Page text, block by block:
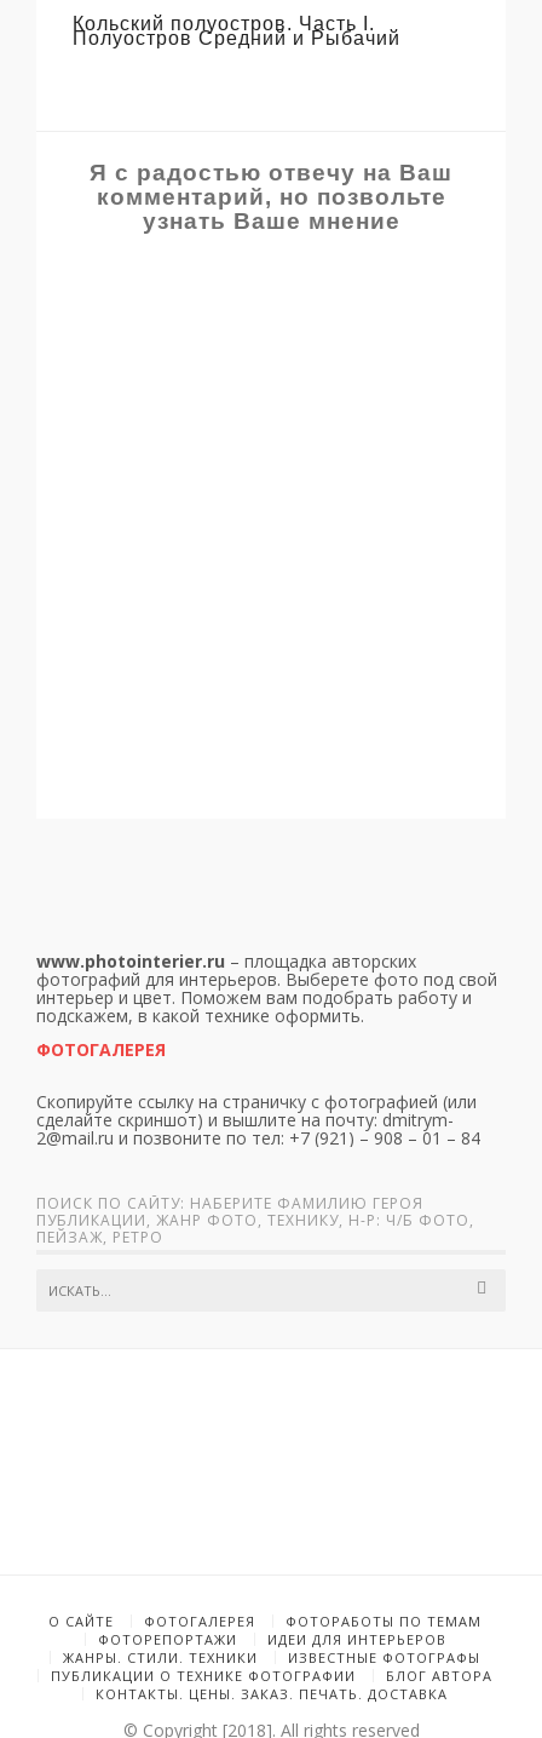
Кольский полуостров. Часть I.
Полуостров Средний и Рыбачий
Я с радостью отвечу на Ваш
комментарий, но позвольте
узнать Ваше мнение
www.photointerier.ru – площадка авторских
фотографий для интерьеров. Выберете фото под свой
интерьер и цвет. Поможем вам подобрать работу и
подскажем, в какой технике оформить.
ФОТОГАЛЕРЕЯ
Скопируйте ссылку на страничку с фотографией (или
сделайте скриншот) и вышлите на почту: dmitrym-
2@mail.ru и позвоните по тел: +7 (921) – 908 – 01 – 84
ПОИСК ПО САЙТУ: НАБЕРИТЕ ФАМИЛИЮ ГЕРОЯ
ПУБЛИКАЦИИ, ЖАНР ФОТО, ТЕХНИКУ, Н-Р: Ч/Б ФОТО,
ПЕЙЗАЖ, РЕТРО
О САЙТЕ ФОТОГАЛЕРЕЯ
ФОТОРАБОТЫ ПО ТЕМАМ
ФОТОРЕПОРТАЖИ
ИДЕИ ДЛЯ ИНТЕРЬЕРОВ
ЖАНРЫ. СТИЛИ. ТЕХНИКИ
ИЗВЕСТНЫЕ ФОТОГРАФЫ
ПУБЛИКАЦИИ О ТЕХНИКЕ ФОТОГРАФИИ
БЛОГ АВТОРА
КОНТАКТЫ. ЦЕНЫ. ЗАКАЗ. ПЕЧАТЬ. ДОСТАВКА
© Copyright [2018]. All rights reserved